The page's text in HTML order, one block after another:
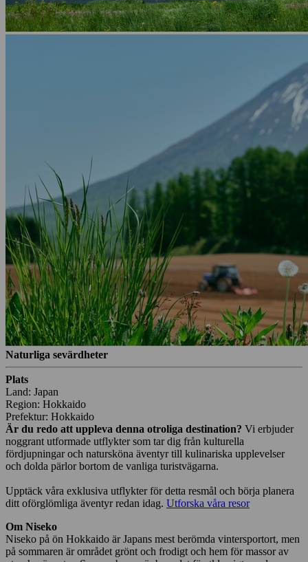
Naturliga sevärdheter
Plats
Land: Japan
Region: Hokkaido
Prefektur: Hokkaido
Är du redo att uppleva denna otroliga destination? Vi erbjuder
noggrant utformade utflykter som tar dig från kulturella
fördjupningar och natursköna äventyr till kulinariska upplevelser
och dolda pärlor bortom de vanliga turistvägarna.
Upptäck våra exklusiva utflykter för detta resmål och börja planera
ditt oförglömliga äventyr redan idag. Utforska våra resor
Om Niseko
Niseko på ön Hokkaido är Japans mest berömda vintersportort, men
på sommaren är området grönt och frodigt och hem för massor av